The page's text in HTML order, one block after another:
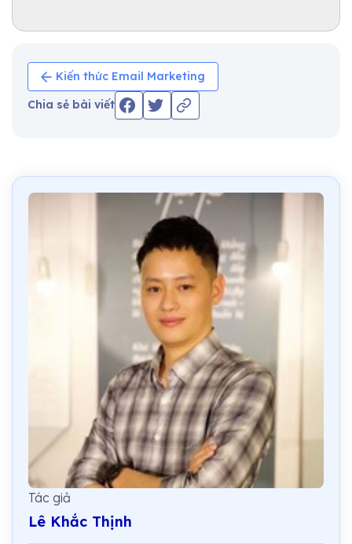
Kiến thức Email Marketing
Chia sẻ bài viết
Tác giả
Lê Khắc Thịnh